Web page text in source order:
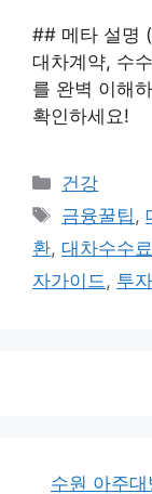
## 메타 설명
대차계약, 수
를 완벽 이해
확인하세요!
카
테
고
리
건강
태
그
금융꿀팁 ,
환, 대차수수료
자가이드 , 투
수원 아주